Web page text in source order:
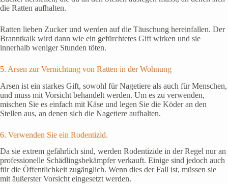
die Ratten aufhalten.
Ratten lieben Zucker und werden auf die Täuschung hereinfallen. Der
Branntkalk wird dann wie ein gefürchtetes Gift wirken und sie
innerhalb weniger Stunden töten.
5. Arsen zur Vernichtung von Ratten in der Wohnung
Arsen ist ein starkes Gift, sowohl für Nagetiere als auch für Menschen,
und muss mit Vorsicht behandelt werden. Um es zu verwenden,
mischen Sie es einfach mit Käse und legen Sie die Köder an den
Stellen aus, an denen sich die Nagetiere aufhalten.
6. Verwenden Sie ein Rodentizid.
Da sie extrem gefährlich sind, werden Rodentizide in der Regel nur an
professionelle Schädlingsbekämpfer verkauft. Einige sind jedoch auch
für die Öffentlichkeit zugänglich. Wenn dies der Fall ist, müssen sie
mit äußerster Vorsicht eingesetzt werden.